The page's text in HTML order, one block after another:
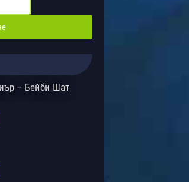
– Бейби Шат